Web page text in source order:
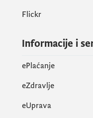
Flickr
Informacije i
ePlaćanje
eZdravlje
eUprava